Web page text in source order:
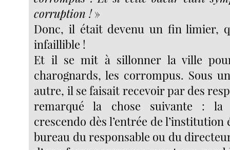
corruption !»
Donc, il était devenu un fin limier,
infaillible !
Et il se mit à sillonner la ville
charognards, les corrompus. Sous
autre, il se faisait recevoir par des
remarqué la chose suivante : la
crescendo dès l’entrée de l’institution
bureau du responsable ou du